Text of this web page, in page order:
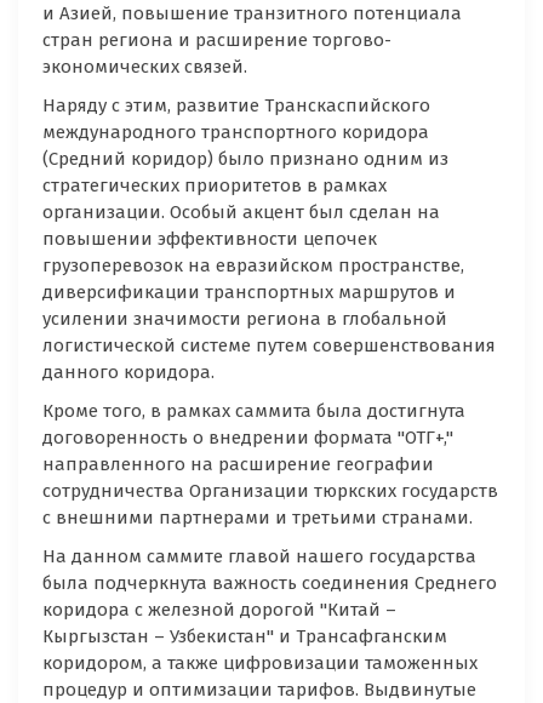
и Азией, повышение транзитного потенциала
стран региона и расширение торгово-
экономических связей.
Наряду с этим, развитие Транскаспийского
международного транспортного коридора
(Средний коридор) было признано одним из
стратегических приоритетов в рамках
организации. Особый акцент был сделан на
повышении эффективности цепочек
грузоперевозок на евразийском пространстве,
диверсификации транспортных маршрутов и
усилении значимости региона в глобальной
логистической системе путем совершенствования
данного коридора.
Кроме того, в рамках саммита была достигнута
договоренность о внедрении формата "ОТГ+,"
направленного на расширение географии
сотрудничества Организации тюркских государств
с внешними партнерами и третьими странами.
На данном саммите главой нашего государства
была подчеркнута важность соединения Среднего
коридора с железной дорогой "Китай –
Кыргызстан – Узбекистан" и Трансафганским
коридором, а также цифровизации таможенных
процедур и оптимизации тарифов. Выдвинутые